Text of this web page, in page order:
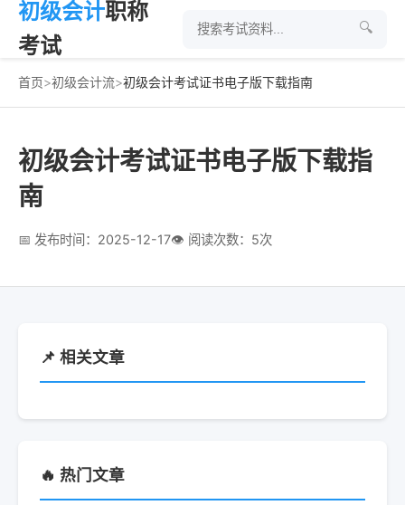
初级会计职称
考试
🔍
首页>初级会计流>初级会计考试证书电子版下载指南
初级会计考试证书电子版下载指
南
📅 发布时间：2025-12-17👁 阅读次数：5次
📌 相关文章
🔥 热门文章